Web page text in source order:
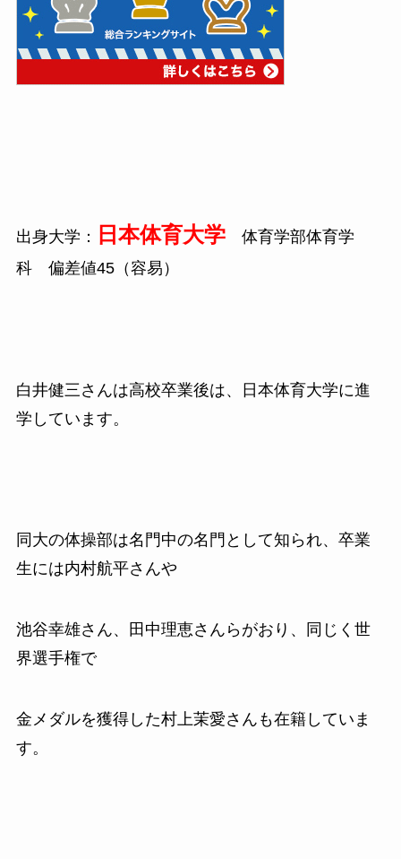
出身大学： 日本体育大学体育学部体育学
科 偏差値45（容易）
白井健三さんは高校卒業後は、日本体育大学に進
学しています。
同大の体操部は名門中の名門として知られ、卒業
生には内村航平さんや
池谷幸雄さん、田中理恵さんらがおり、同じく世
界選手権で
金メダルを獲得した村上茉愛さんも在籍していま
す。